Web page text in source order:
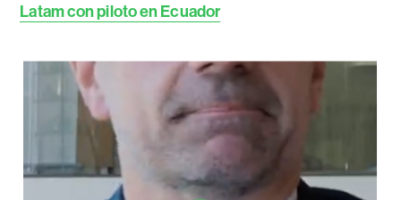
Latam con piloto en Ecuador